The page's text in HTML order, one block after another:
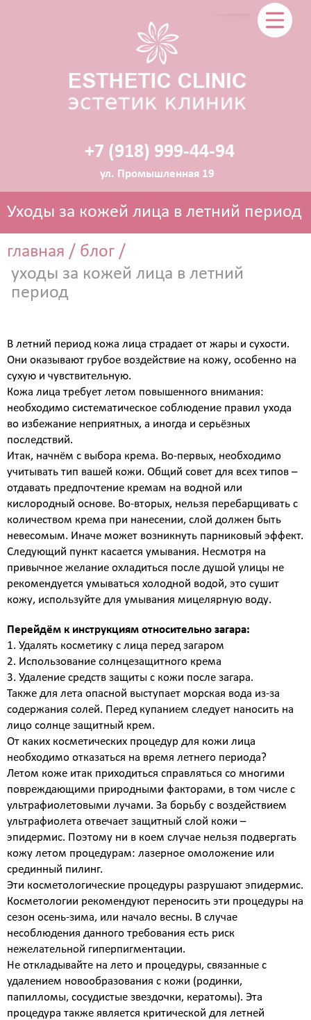
+7 (918) 999-44-94
ул. Промышленная 19
ЭСТЕТИЧЕСКАЯ КОСМЕТОЛОГИЯ
срединные
Чистка лица и уход на косметике HOLY LAND
(Израиль)
Чистка лица и уход на премиальной косметике
Криолифтинг - безинъекционная мезотерапия
(питание и увлажнение кожи)
ИНЪЕКЦИОННАЯ КОСМЕТОЛОГИЯ
Консультация врача - дерматолога, косметолога
Трихология - лечение выпадения волос
Полиревитализация - питание и стимулирование
регенерации кожи
Колостотерапия - глубокое восстановление
структуры и рельефа кожи
Увеличение губ - коррекция формы и объема губ
препаратами на основе стабилизированной
Биоревитализация - глубокое увлажнение кожи
препаратами на основе нестабилизированной
гиалуроновой кислоты
Контурная пластика - объёмное моделирование
лица препаратами на основе стабилизированной
гиалуроновой кислоты
Диспорт - устранение мимических морщин
ботулотоксином типа А Dysport (Франция)
Миотокс - устранение мимических морщин
ботулотоксином типа А Миотокс
Гипергидроз - устранение повышенного
потоотделения препаратами Миотокс; Диспорт
плазмолифтинг - подкожное введение плазмы
обогащённой тромбоцитами
ВЕКТОРНЫЙ ЛИФТИНГ препаратом RADIESSE (
восполнение утраченных объёмов,векторный
лифтинг, коллагенностимуляция, моделирование
лица препаратом на основе гидроксиапатита
кальция « Radiesse » (Германия)
КОЛЛОГЕНОТЕРАПИЯ (стимулирует собственный
коллаген)
SMAS лифтинг оригинальным
аппаратом ULTHERA System
СМАС лифтинг в косметологии Esthetic Clinic на
оригинальном аппарате ULTHERA
Уходы за кожей лица в летний период
главная / блог /
уходы за кожей лица в летний
период
В летний период кожа лица страдает от жары и сухости.
Они оказывают грубое воздействие на кожу, особенно на
сухую и чувствительную.
Кожа лица требует летом повышенного внимания:
необходимо систематическое соблюдение правил ухода
во избежание неприятных, а иногда и серьёзных
последствий.
Итак, начнём с выбора крема. Во-первых, необходимо
учитывать тип вашей кожи. Общий совет для всех типов –
отдавать предпочтение кремам на водной или
кислородный основе. Во-вторых, нельзя перебарщивать с
количеством крема при нанесении, слой должен быть
невесомым. Иначе может возникнуть парниковый эффект.
Следующий пункт касается умывания. Несмотря на
привычное желание охладиться после душой улицы не
рекомендуется умываться холодной водой, это сушит
кожу, используйте для умывания мицелярную воду.
Перейдём к инструкциям относительно загара:
1. Удалять косметику с лица перед загаром
2. Использование солнцезащитного крема
3. Удаление средств защиты с кожи после загара.
Также для лета опасной выступает морская вода из-за
содержания солей. Перед купанием следует наносить на
лицо солнце защитный крем.
От каких косметических процедур для кожи лица
необходимо отказаться на время летнего периода?
Летом коже итак приходиться справляться со многими
повреждающими природными факторами, в том числе с
ультрафиолетовыми лучами. За борьбу с воздействием
ультрафиолета отвечает защитный слой кожи –
эпидермис. Поэтому ни в коем случае нельзя подвергать
кожу летом процедурам: лазерное омоложение или
срединный пилинг.
Эти косметологические процедуры разрушают эпидермис.
Косметологии рекомендуют переносить эти процедуры на
сезон осень-зима, или начало весны. В случае
несоблюдения данного требования есть риск
нежелательной гиперпигментации.
Не откладывайте на лето и процедуры, связанные с
удалением новообразования с кожи (родинки,
папилломы, сосудистые звездочки, кератомы). Эта
процедура также является критической для летней